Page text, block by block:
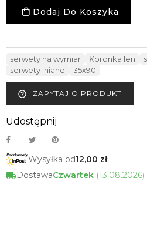
Dodaj Do Koszyka
serwety na wymiar Koronka len
serwety lniane
35x90
help_outline ZAPYTAJ O PRODUKT
Udostępnij
Wysyłka od12,00 zł
DostawaCzwartek (13.08.2026)